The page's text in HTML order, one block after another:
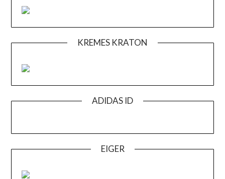
KREMES KRATON
ADIDAS ID
EIGER